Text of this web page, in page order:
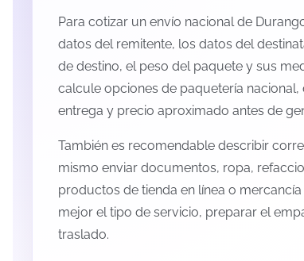
Para cotizar un envío nacional de
datos del remitente, los datos del
de destino, el peso del paquete y sus
calcule opciones de paquetería
entrega y precio aproximado antes de
También es recomendable describir
mismo enviar documentos, ropa,
productos de tienda en línea o
mejor el tipo de servicio, preparar el
traslado.